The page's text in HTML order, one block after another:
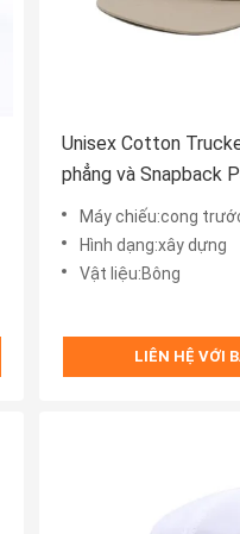
Unisex Cotton
phẳng và Snapback
đường viền thêu
Máy chiếu:cong
Hình dạng:xây dựng
Vật liệu:Bông
LIÊN HỆ VỚI